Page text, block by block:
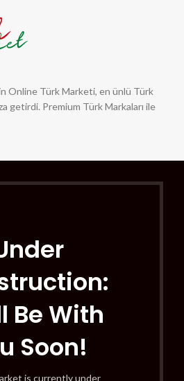
Online Türk Marketi, en ünlü Türk
getirdi. Premium Türk Markaları ile
Be With
Soon!
is currently under